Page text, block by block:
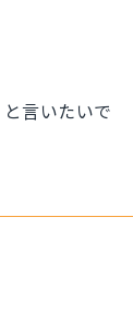
言いたいで